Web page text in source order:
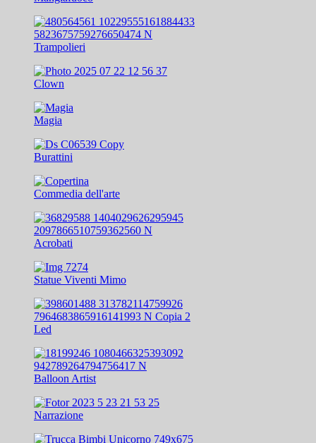
Trampolieri
Clown
Magia
Burattini
Commedia dell'arte
Acrobati
Statue Viventi Mimo
Led
Balloon Artist
Narrazione